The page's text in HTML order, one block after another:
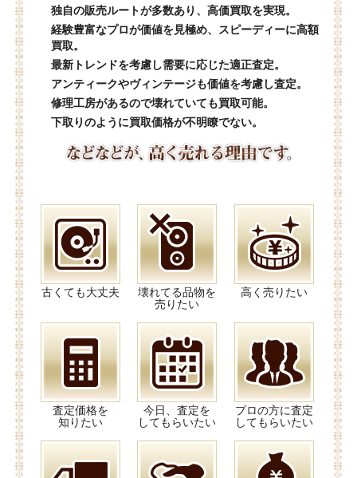
独自の販売ルートが多数あり、高価買取を実現。
経験豊富なプロが価値を見極め、スピーディーに高額
買取。
最新トレンドを考慮し需要に応じた適正査定。
アンティークやヴィンテージも価値を考慮し査定。
修理工房があるので壊れていても買取可能。
下取りのように買取価格が不明瞭でない。
古くても大丈夫
壊れてる品物を
売りたい
高く売りたい
査定価格を
知りたい
今日、査定を
してもらいたい
プロの方に査定
してもらいたい